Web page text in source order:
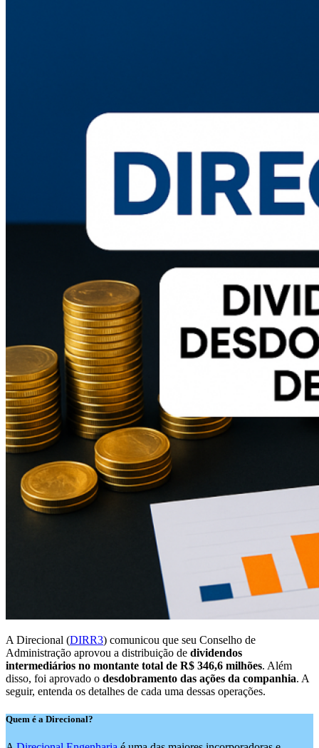
A Direcional (DIRR3) comunicou que seu Conselho de
Administração aprovou a distribuição de dividendos
intermediários no montante total de R$ 346,6 milhões. Além
disso, foi aprovado o desdobramento das ações da companhia. A
seguir, entenda os detalhes de cada uma dessas operações.
Quem é a Direcional?